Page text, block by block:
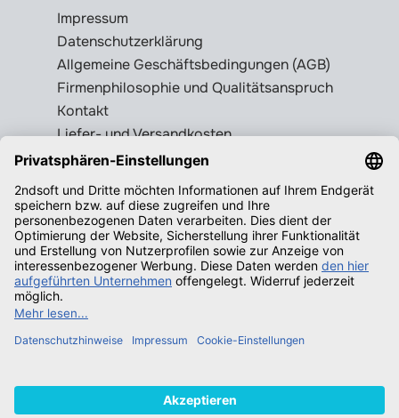
Impressum
Datenschutzerklärung
Allgemeine Geschäftsbedingungen (AGB)
Firmenphilosophie und Qualitätsanspruch
Kontakt
Liefer- und Versandkosten
Rückgabebedingungen
Wissenswertes
Legale Gebrauchtsoftware erkennen
Produktschlüssel = Lizenz?
Microsoft Office legal erwerben
Qualifizierende Betriebssysteme f.